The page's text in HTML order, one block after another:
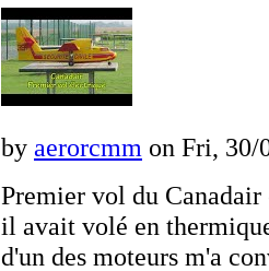
by aerorcmm on Fri, 30/
Premier vol du
il avait volé en
d'un des moteurs m'a